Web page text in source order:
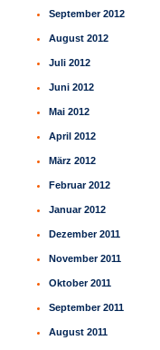
September 2012
August 2012
Juli 2012
Juni 2012
Mai 2012
April 2012
März 2012
Februar 2012
Januar 2012
Dezember 2011
November 2011
Oktober 2011
September 2011
August 2011